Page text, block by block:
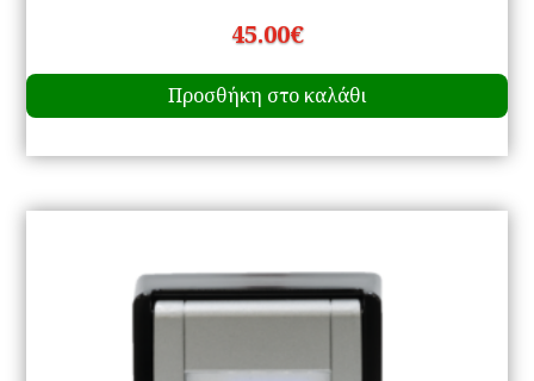
45.00€
Προσθήκη στο καλάθι